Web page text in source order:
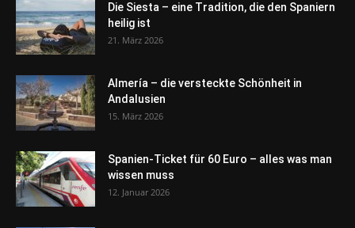
Die Siesta – eine Tradition, die den Spaniern
heilig ist
21. März 2026
Almería – die versteckte Schönheit in
Andalusien
15. März 2026
Spanien-Ticket für 60 Euro – alles was man
wissen muss
12. Januar 2026